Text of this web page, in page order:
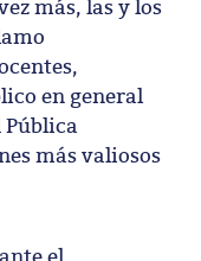
más, las y los
en general
más valiosos